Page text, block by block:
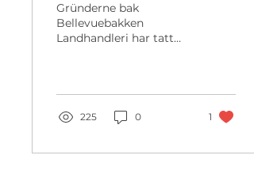
Gründerne bak
Bellevuebakken
Landhandleri har tatt
har alltid elsket...
225 0 1